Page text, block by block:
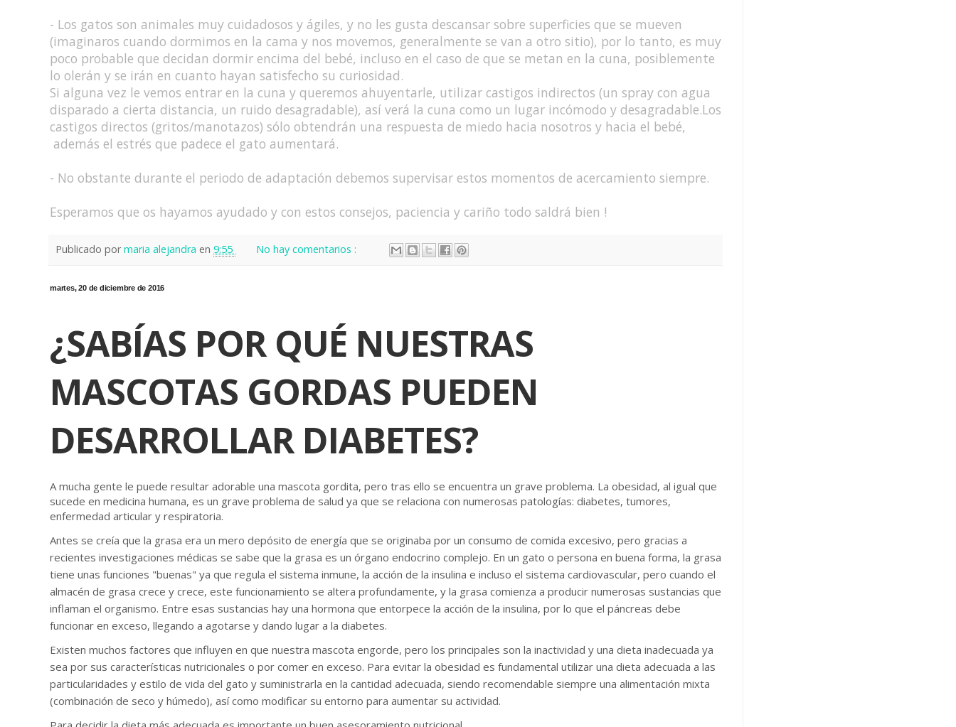
- Los gatos son animales muy cuidadosos y ágiles, y no les gusta descansar sobre superficies que se mueven
(imaginaros cuando dormimos en la cama y nos movemos, generalmente se van a otro sitio), por lo tanto, es muy
poco probable que decidan dormir encima del bebé, incluso en el caso de que se metan en la cuna, posiblemente
lo olerán y se irán en cuanto hayan satisfecho su curiosidad.
Si alguna vez le vemos entrar en la cuna y queremos ahuyentarle, utilizar castigos indirectos (un spray con agua
disparado a cierta distancia, un ruido desagradable), así verá la cuna como un lugar incómodo y desagradable.Los
castigos directos (gritos/manotazos) sólo obtendrán una respuesta de miedo hacia nosotros y hacia el bebé,
además el estrés que padece el gato aumentará.
- No obstante durante el periodo de adaptación debemos supervisar estos momentos de acercamiento siempre.
Esperamos que os hayamos ayudado y con estos consejos, paciencia y cariño todo saldrá bien !
Publicado pormaria alejandra en 9:55 No hay comentarios :
martes, 20 de diciembre de 2016
¿SABÍAS POR QUÉ NUESTRAS
MASCOTAS GORDAS PUEDEN
DESARROLLAR DIABETES?
A mucha gente le puede resultar adorable una mascota gordita, pero tras ello se encuentra un grave problema. La obesidad, al igual que
sucede en medicina humana, es un grave problema de salud ya que se relaciona con numerosas patologías: diabetes, tumores,
enfermedad articular y respiratoria.
Antes se creía que la grasa era un mero depósito de energía que se originaba por un consumo de comida excesivo, pero gracias a
recientes investigaciones médicas se sabe que la grasa es un órgano endocrino complejo. En un gato o persona en buena forma, la grasa
tiene unas funciones "buenas" ya que regula el sistema inmune, la acción de la insulina e incluso el sistema cardiovascular, pero cuando el
almacén de grasa crece y crece, este funcionamiento se altera profundamente, y la grasa comienza a producir numerosas sustancias que
inflaman el organismo. Entre esas sustancias hay una hormona que entorpece la acción de la insulina, por lo que el páncreas debe
funcionar en exceso, llegando a agotarse y dando lugar a la diabetes.
Existen muchos factores que influyen en que nuestra mascota engorde, pero los principales son la inactividad y una dieta inadecuada ya
sea por sus características nutricionales o por comer en exceso. Para evitar la obesidad es fundamental utilizar una dieta adecuada a las
particularidades y estilo de vida del gato y suministrarla en la cantidad adecuada, siendo recomendable siempre una alimentación mixta
(combinación de seco y húmedo), así como modificar su entorno para aumentar su actividad.